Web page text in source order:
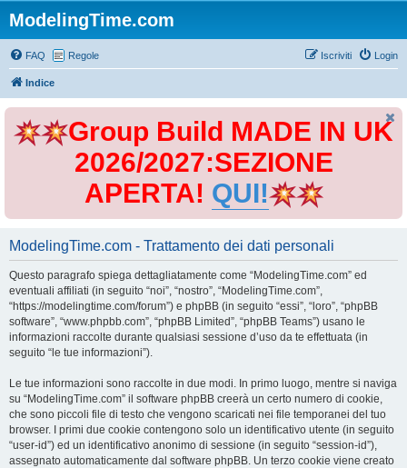
ModelingTime.com
FAQ Regole Login
Iscriviti
Indice
Group Build MADE IN UK
2026/2027:SEZIONE
APERTA! QUI!
ModelingTime.com - Trattamento dei dati personali
Questo paragrafo spiega dettagliatamente come “ModelingTime.com” ed
eventuali affiliati (in seguito “noi”, “nostro”, “ModelingTime.com”,
“https://modelingtime.com/forum”) e phpBB (in seguito “essi”, “loro”, “phpBB
software”, “www.phpbb.com”, “phpBB Limited”, “phpBB Teams”) usano le
informazioni raccolte durante qualsiasi sessione d’uso da te effettuata (in
seguito “le tue informazioni”).
Le tue informazioni sono raccolte in due modi. In primo luogo, mentre si naviga
su “ModelingTime.com” il software phpBB creerà un certo numero di cookie,
che sono piccoli file di testo che vengono scaricati nei file temporanei del tuo
browser. I primi due cookie contengono solo un identificativo utente (in seguito
“user-id”) ed un identificativo anonimo di sessione (in seguito “session-id”),
assegnato automaticamente dal software phpBB. Un terzo cookie viene creato